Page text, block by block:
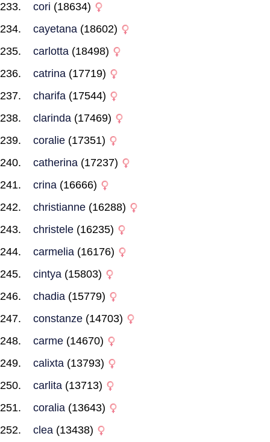
cori (18634)
cayetana (18602)
carlotta (18498)
catrina (17719)
charifa (17544)
clarinda (17469)
coralie (17351)
catherina (17237)
crina (16666)
christianne (16288)
christele (16235)
carmelia (16176)
cintya (15803)
chadia (15779)
constanze (14703)
carme (14670)
calixta (13793)
carlita (13713)
coralia (13643)
clea (13438)